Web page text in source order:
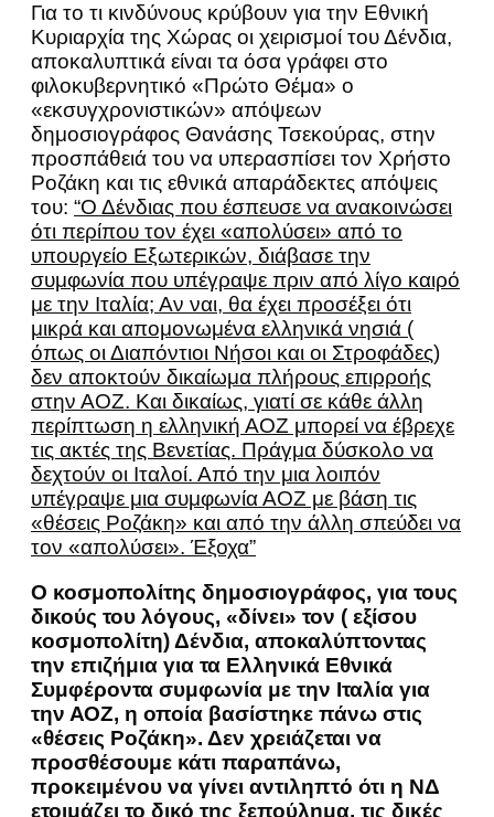
Για το τι κινδύνους κρύβουν για την Εθνική
Κυριαρχία της Χώρας οι χειρισμοί του Δένδια,
αποκαλυπτικά είναι τα όσα γράφει στο
φιλοκυβερνητικό «Πρώτο Θέμα» ο
«εκσυγχρονιστικών» απόψεων
δημοσιογράφος Θανάσης Τσεκούρας, στην
προσπάθειά του να υπερασπίσει τον Χρήστο
Ροζάκη και τις εθνικά απαράδεκτες απόψεις
του: “Ο Δένδιας που έσπευσε να ανακοινώσει
ότι περίπου τον έχει «απολύσει» από το
υπουργείο Εξωτερικών, διάβασε την
συμφωνία που υπέγραψε πριν από λίγο καιρό
με την Ιταλία; Αν ναι, θα έχει προσέξει ότι
μικρά και απομονωμένα ελληνικά νησιά (
όπως οι Διαπόντιοι Νήσοι και οι Στροφάδες)
δεν αποκτούν δικαίωμα πλήρους επιρροής
στην ΑΟΖ. Και δικαίως, γιατί σε κάθε άλλη
περίπτωση η ελληνική ΑΟΖ μπορεί να έβρεχε
τις ακτές της Βενετίας. Πράγμα δύσκολο να
δεχτούν οι Ιταλοί. Από την μια λοιπόν
υπέγραψε μια συμφωνία ΑΟΖ με βάση τις
«θέσεις Ροζάκη» και από την άλλη σπεύδει να
τον «απολύσει». Έξοχα”
Ο κοσμοπολίτης δημοσιογράφος, για τους
δικούς του λόγους, «δίνει» τον ( εξίσου
κοσμοπολίτη) Δένδια, αποκαλύπτοντας
την επιζήμια για τα Ελληνικά Εθνικά
Συμφέροντα συμφωνία με την Ιταλία για
την ΑΟΖ, η οποία βασίστηκε πάνω στις
«θέσεις Ροζάκη». Δεν χρειάζεται να
προσθέσουμε κάτι παραπάνω,
προκειμένου να γίνει αντιληπτό ότι η ΝΔ
ετοιμάζει το δικό της ξεπούλημα, τις δικές